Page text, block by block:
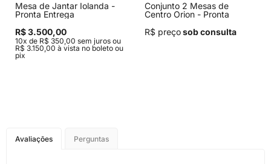
Mesa de Jantar Iolanda -
Pronta Entrega
R$ 3.500,00
10x de R$ 350,00 sem juros ou
R$ 3.150,00 à vista no boleto ou
pix
Conjunto 2 Mesas de
Centro Orion - Pronta
R$ preçosob consulta
Avaliações Perguntas